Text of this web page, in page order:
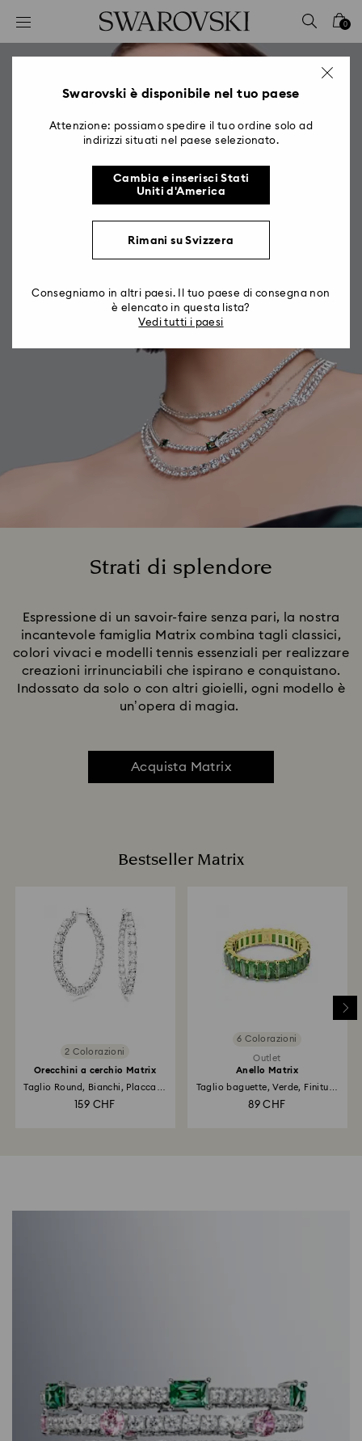
Accesskeys list
0 - Header
2 - Footer
0
Matrix
Dove l’eleganza incontra quel qualcosa
Strati di splendore
Espressione di un savoir-faire senza pari, la nostra
incantevole famiglia Matrix combina tagli classici,
colori vivaci e modelli tennis essenziali per realizzare
creazioni irrinunciabili che ispirano e conquistano.
Indossato da solo o con altri gioielli, ogni modello è
un’opera di magia.
Acquista Matrix
Bestseller Matrix
2 Colorazioni
Orecchini a cerchio Matrix
Taglio Round, Bianchi, Placcato
159 CHF
6 Colorazioni
Outlet
Anello Matrix
Taglio baguette, Verde, Finitura
89 CHF
Swarovski è disponibile nel tuo paese
Attenzione: possiamo spedire il tuo ordine solo ad
indirizzi situati nel paese selezionato.
Cambia e inserisci Stati
Uniti d'America
Rimani su Svizzera
Consegniamo in altri paesi. Il tuo paese di consegna non
è elencato in questa lista?
Vedi tutti i paesi